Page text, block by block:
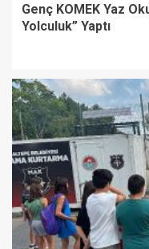
Genç KOMEK Yaz
Yolculuk” Yaptı